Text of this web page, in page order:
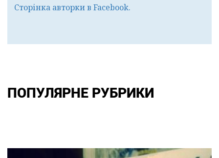
Сторінка авторки в Facebook.
ПОПУЛЯРНЕ РУБРИКИ